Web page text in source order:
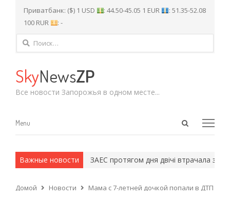
Приватбанк: ($) 1 USD : 44.50-45.05 1 EUR
: 51.35-52.08
100 RUR
: -
Найти:
SkyNewsZP
Все новости Запорожья в одном месте...
Open
Menu
Menu
Важные новости
армейские методы. ЗАЕС протягом дня двічі втрачала
Домой Новости Мама с 7-летней дочкой попали в ДТП на